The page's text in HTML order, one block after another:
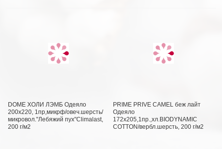
DOME ХОЛИ ЛЭМБ Одеяло
200х220, 1пр,микрф/овеч.шерсть/
микровол."Лебяжий пух"Climalast,
200 г/м2
PRIME PRIVE CAMEL беж лайт
Одеяло
172х205,1пр.,хл.BIODYNAMIC
COTTON/вербл.шерсть, 200 г/м2